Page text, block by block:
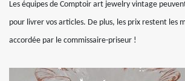
Les équipes de Comptoir art jewelry vintage
pour livrer vos articles. De plus, les prix restent les
accordée par le commissaire-priseur !